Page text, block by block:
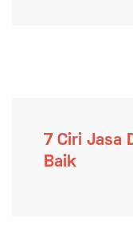
7 Ciri Jasa
Baik